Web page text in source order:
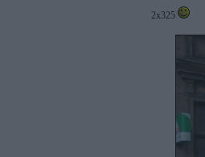
2x325